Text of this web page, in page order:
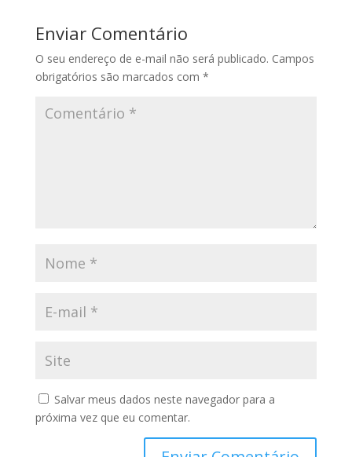
Enviar Comentário
O seu endereço de e-mail não será publicado. Campos
obrigatórios são marcados com *
Salvar meus dados neste navegador para a
próxima vez que eu comentar.